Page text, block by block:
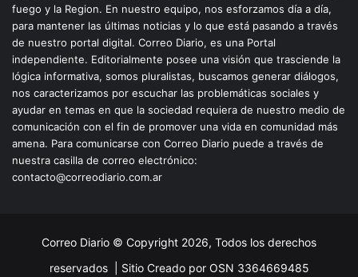
fuego y la Region. En nuestro equipo, nos esforzamos día a día,
para mantener las últimas noticias y lo que está pasando a través
de nuestro portal digital. Correo Diario, es una Portal
independiente. Editorialmente posee una visión que trasciende la
lógica informativa, somos pluralistas, buscamos generar diálogos,
nos caracterizamos por escuchar las problemáticas sociales y
ayudar en temas en que la sociedad requiera de nuestro medio de
comunicación con el fin de promover una vida en comunidad más
amena. Para comunicarse con Correo Diario puede a través de
nuestra casilla de correo electrónico:
contacto@correodiario.com.ar
Correo Diario © Copyright 2026, Todos los derechos
reservados | Sitio Creado por OSN 3364669485